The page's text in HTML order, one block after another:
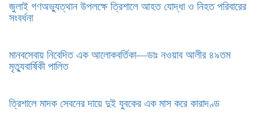
জুলাই গণঅভ্যুত্থান উপলক্ষে ত্রিশালে আহত যোদ্ধা ও নিহত পরিবারের
সংবর্ধনা
মানবসেবায় নিবেদিত এক আলোকবর্তিকা—ডাঃ নওয়াব আলীর ৪৯তম
মৃত্যুবার্ষিকী পালিত
ত্রিশালে মাদক সেবনের দায়ে দুই যুবকের এক মাস করে কারাদণ্ড